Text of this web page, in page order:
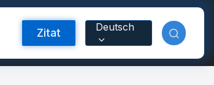
Zitat Deutsch